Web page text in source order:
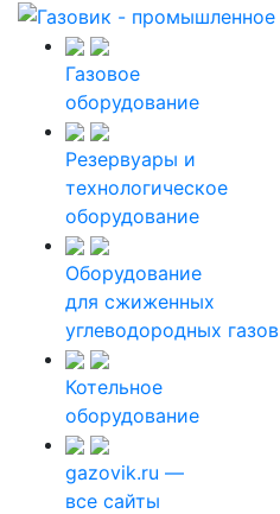
Газовое
оборудование
Резервуары и
технологическое
оборудование
Оборудование
для сжиженных
углеводородных газов
Котельное
оборудование
gazovik.ru —
все сайты